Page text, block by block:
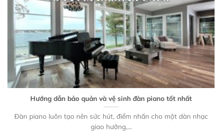
Hướng dẫn bảo quản và vệ sinh đàn piano tốt nhất
Đàn piano luôn tạo nên sức hút, điểm nhấn cho một dàn nhạc
giao hưởng,...